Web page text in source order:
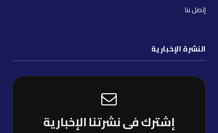
إتصل بنا
النشرة الإخبارية
إشترك فى نشرتنا الإخبارية